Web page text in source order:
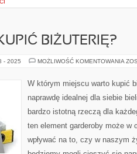
BIŻUTERIĘ?
- 2025 MOŻLIWOŚĆ KOMENTOWANIA
W którym miejscu warto kupić
naprawdę idealnej dla siebie
bardzo istotną rzeczą dla
ten element garderoby może w
wpływać na to, czy w naszym